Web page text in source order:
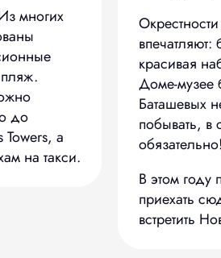
многих
до
Towers, а
на такси.
красивая
Доме-музее
Баташевых
побывать,
В этом году
приехать
встретить